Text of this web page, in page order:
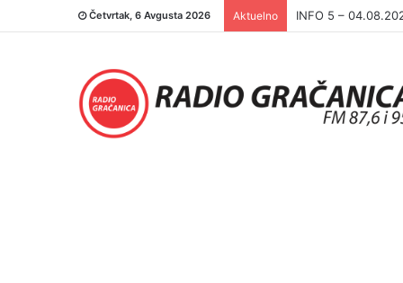
Četvrtak, 6 Avgusta 2026 Aktuelno INFO 5 –